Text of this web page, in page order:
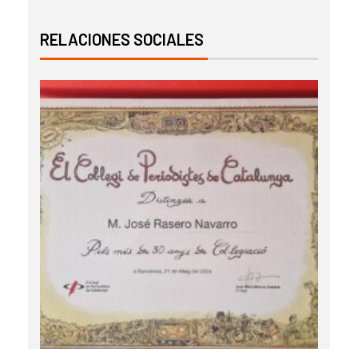
RELACIONES SOCIALES